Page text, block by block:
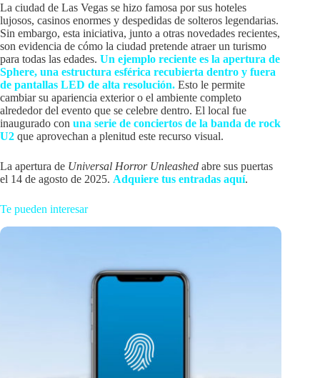
La ciudad de Las Vegas se hizo famosa por sus hoteles
lujosos, casinos enormes y despedidas de solteros legendarias.
Sin embargo, esta iniciativa, junto a otras novedades recientes,
son evidencia de cómo la ciudad pretende atraer un turismo
para todas las edades. Un ejemplo reciente es la apertura de
Sphere, una estructura esférica recubierta dentro y fuera
de pantallas LED de alta resolución. Esto le permite
cambiar su apariencia exterior o el ambiente completo
alrededor del evento que se celebre dentro. El local fue
inaugurado con una serie de conciertos de la banda de rock
U2 que aprovechan a plenitud este recurso visual.
La apertura de Universal Horror Unleashed abre sus puertas
el 14 de agosto de 2025. Adquiere tus entradas aquí.
Te pueden interesar